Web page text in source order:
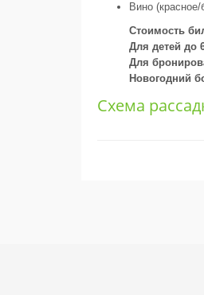
Вино
Стоимость
Для детей до
Для
Новогодний
Схема